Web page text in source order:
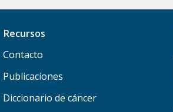
Recursos
Contacto
Publicaciones
Diccionario de cáncer